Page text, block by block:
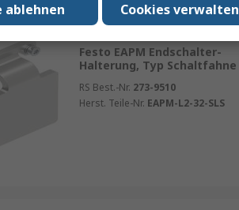
Auf Lager
Festo EAPM Endschalter-
Halterung, Typ Schaltfahne
RS Best.-Nr. 273-9510
Herst. Teile-Nr. EAPM-L2-32-SLS
Cookies verwalten
ablehnen